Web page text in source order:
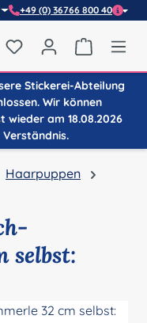
+49 (0) 36766 800 40
Du hast 0 Produkte
Stickerei-Abteilung
Wir können
wieder am 18.08.2026
Haarpuppen
selbst: